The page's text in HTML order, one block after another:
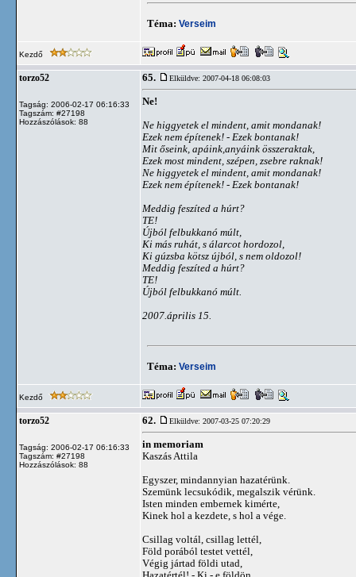
Téma: Verseim
Kezdő
torzo52
Tagság: 2006-02-17 06:16:33
Tagszám: #27198
Hozzászólások: 88
65. Elküldve: 2007-04-18 06:08:03
Ne!
Ne higgyetek el mindent, amit mondanak!
Ezek nem építenek! - Ezek bontanak!
Mit őseink, apáink,anyáink összeraktak,
Ezek most mindent, szépen, zsebre raknak!
Ne higgyetek el mindent, amit mondanak!
Ezek nem építenek! - Ezek bontanak!
Meddig feszíted a húrt?
TE!
Újból felbukkanó múlt,
Ki más ruhát, s álarcot hordozol,
Ki gúzsba kötsz újból, s nem oldozol!
Meddig feszíted a húrt?
TE!
Újból felbukkanó múlt.
2007.április 15.
Téma: Verseim
Kezdő
torzo52
Tagság: 2006-02-17 06:16:33
Tagszám: #27198
Hozzászólások: 88
62. Elküldve: 2007-03-25 07:20:29
in memoriam
Kaszás Attila
Egyszer, mindannyian hazatérünk.
Szemünk lecsukódik, megalszik vérünk.
Isten minden embernek kimérte,
Kinek hol a kezdete, s hol a vége.
Csillag voltál, csillag lettél,
Föld porából testet vettél,
Végig jártad földi utad,